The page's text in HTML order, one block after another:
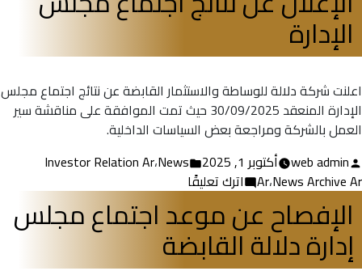
عن
القضائية
لصالح
دلالة
للوساطة
والاستثمار
الإدارة
اعلنت شركة دلالة للوساطة والاستثمار القابضة عن نتائج اجتماع مجلس
الإدارة المنعقد 30/09/2025 حيث تمت الموافقة على مناقشة سير
العمل بالشركة ومراجعة بعض السياسات الداخلية.
تمّ
النشر
بواسطة
web admin أكتوبر 1, 2025
نُشر
في
Investor Relation Ar،News
Ar،News Archive Ar اترك تعليقًا
الإعلان
عن
نتائج
اجتماع
الإفصاح عن موعد اجتماع مجلس
إدارة دلالة القابضة